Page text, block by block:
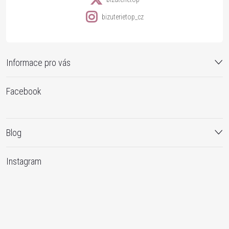
Informace pro vás
bizuterietop_cz
Facebook
Blog
Instagram